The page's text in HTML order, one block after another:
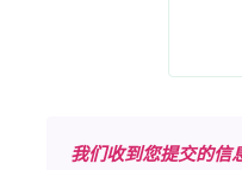
我们收到您提交的信